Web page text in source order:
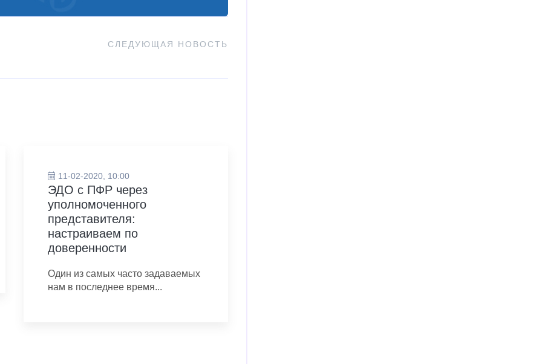
СЛЕДУЮЩАЯ НОВОСТЬ
11-02-2020, 10:00
ЭДО с ПФР через
уполномоченного
представителя:
настраиваем по
доверенности
Один из самых часто задаваемых
нам в последнее время...